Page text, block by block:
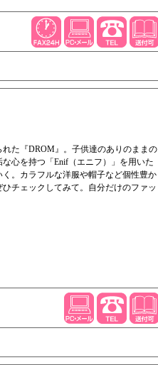
た『DROM』。子供達のありのままの
心を持つ「Enif（エニフ）」を用いた
。カラフルな洋服や帽子など個性豊か
チェックしてみて。自分だけのファッ